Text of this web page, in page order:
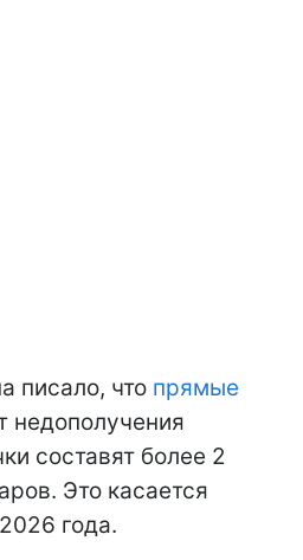
писало, что прямые
недополучения
составят более 2
Это касается
года.